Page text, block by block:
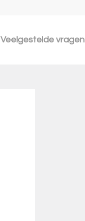
Veelgestelde vragen